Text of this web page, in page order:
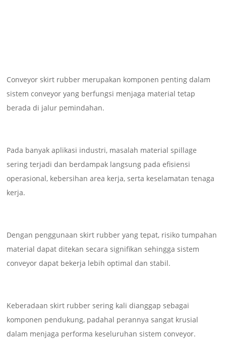
Conveyor skirt rubber merupakan komponen penting dalam
sistem conveyor yang berfungsi menjaga material tetap
berada di jalur pemindahan.
Pada banyak aplikasi industri, masalah material spillage
sering terjadi dan berdampak langsung pada efisiensi
operasional, kebersihan area kerja, serta keselamatan tenaga
kerja.
Dengan penggunaan skirt rubber yang tepat, risiko tumpahan
material dapat ditekan secara signifikan sehingga sistem
conveyor dapat bekerja lebih optimal dan stabil.
Keberadaan skirt rubber sering kali dianggap sebagai
komponen pendukung, padahal perannya sangat krusial
dalam menjaga performa keseluruhan sistem conveyor.